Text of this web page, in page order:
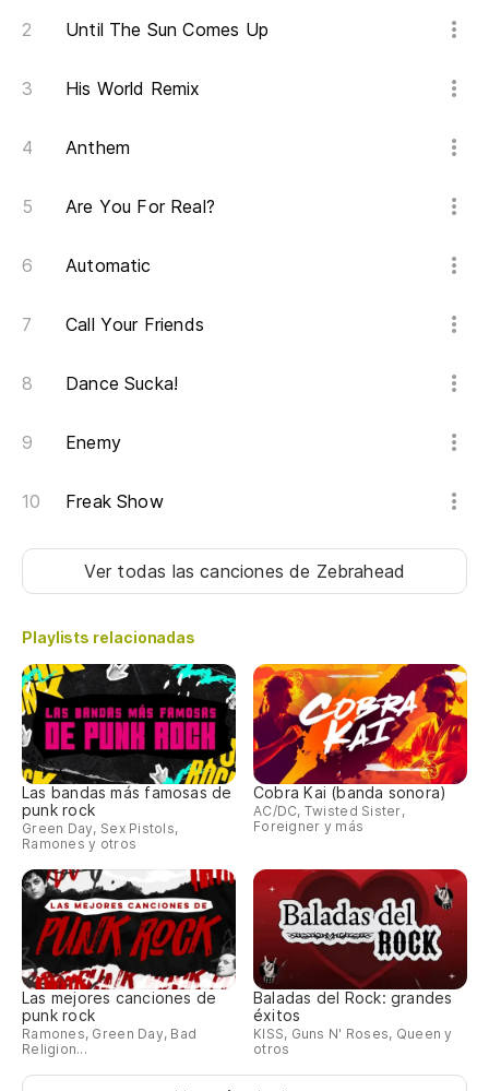
Until The Sun Comes Up
His World Remix
Anthem
Are You For Real?
Automatic
Call Your Friends
Dance Sucka!
Enemy
Freak Show
Ver todas las cancionesde Zebrahead
Playlists relacionadas
Las bandas más famosas de
punk rock
Green Day, Sex Pistols,
Ramones y otros
Cobra Kai (banda sonora)
AC/DC, Twisted Sister,
Foreigner y más
Las mejores canciones de
punk rock
Ramones, Green Day, Bad
Religion...
Baladas del Rock: grandes
éxitos
KISS, Guns N' Roses, Queen y
otros